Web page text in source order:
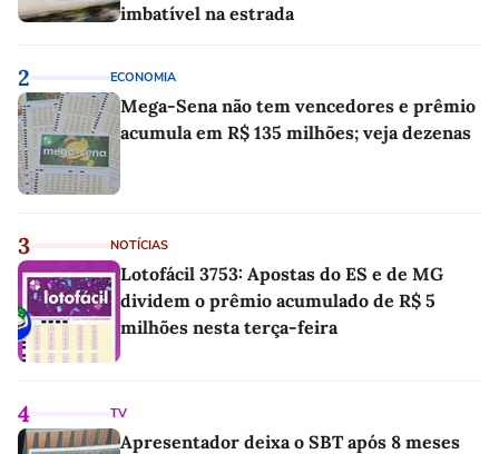
imbatível na estrada
2 ECONOMIA
Mega-Sena não tem vencedores e prêmio
acumula em R$ 135 milhões; veja dezenas
3 NOTÍCIAS
Lotofácil 3753: Apostas do ES e de MG
dividem o prêmio acumulado de R$ 5
milhões nesta terça-feira
4 TV
Apresentador deixa o SBT após 8 meses